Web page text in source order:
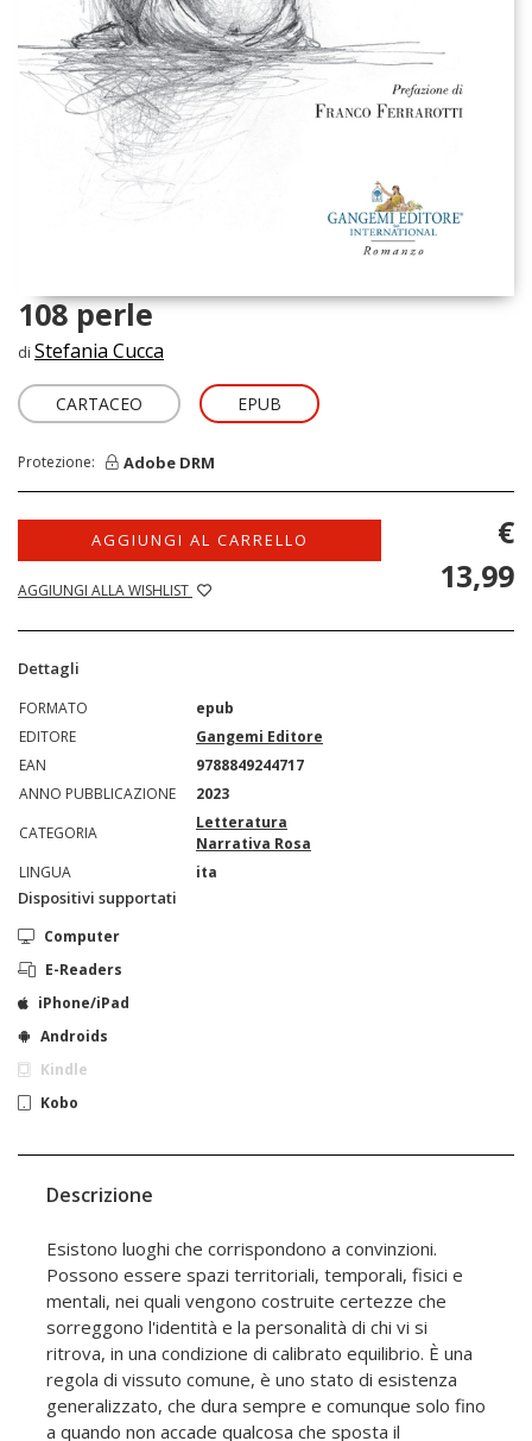
108 perle
di Stefania Cucca
CARTACEO EPUB
Protezione: Adobe DRM
AGGIUNGI AL CARRELLO
AGGIUNGI ALLA WISHLIST
€
13,99
Dettagli
FORMATO
epub
EDITORE
Gangemi Editore
EAN
9788849244717
ANNO PUBBLICAZIONE
2023
CATEGORIA
Letteratura
Narrativa Rosa
LINGUA
ita
Dispositivi supportati
Computer
E-Readers
iPhone/iPad
Androids
Kindle
Kobo
Descrizione
Esistono luoghi che corrispondono a convinzioni.
Possono essere spazi territoriali, temporali, fisici e
mentali, nei quali vengono costruite certezze che
sorreggono l'identità e la personalità di chi vi si
ritrova, in una condizione di calibrato equilibrio. È una
regola di vissuto comune, è uno stato di esistenza
generalizzato, che dura sempre e comunque solo fino
a quando non accade qualcosa che sposta il